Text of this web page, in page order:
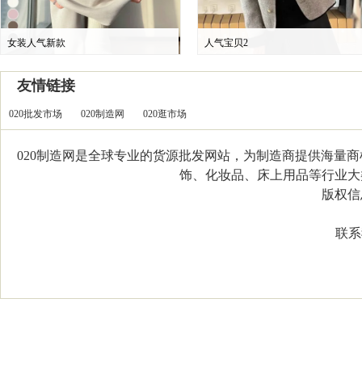
女装人气新款 人气宝贝2
友情链接
020批发市场 020制造网 020逛市场
020制造网是全球专业的货源批发网站，为制造商提供海量
饰、化妆品、床上用品等行业
版权信
联